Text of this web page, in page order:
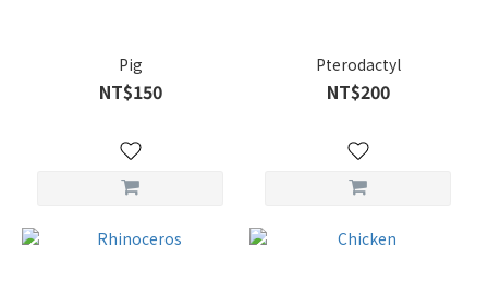
Pig
NT$150
Pterodactyl
NT$200